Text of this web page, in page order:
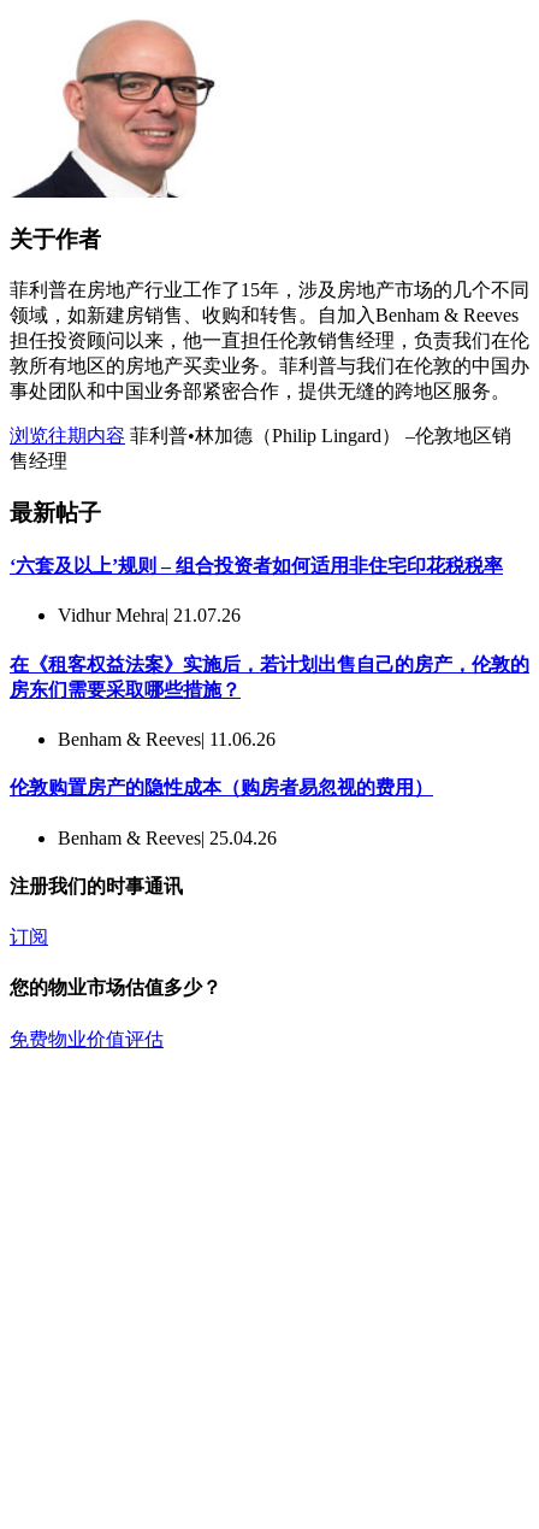
关于作者
菲利普在房地产行业工作了15年，涉及房地产市场的几个不同
领域，如新建房销售、收购和转售。自加入Benham & Reeves
担任投资顾问以来，他一直担任伦敦销售经理，负责我们在伦
敦所有地区的房地产买卖业务。菲利普与我们在伦敦的中国办
事处团队和中国业务部紧密合作，提供无缝的跨地区服务。
浏览往期内容 菲利普•林加德（Philip Lingard） –伦敦地区销
售经理
最新帖子
‘六套及以上’规则 – 组合投资者如何适用非住宅印花税税率
Vidhur Mehra| 21.07.26
在《租客权益法案》实施后，若计划出售自己的房产，伦敦的
房东们需要采取哪些措施？
Benham & Reeves| 11.06.26
伦敦购置房产的隐性成本（购房者易忽视的费用）
Benham & Reeves| 25.04.26
注册我们的时事通讯
订阅
您的物业市场估值多少？
免费物业价值评估